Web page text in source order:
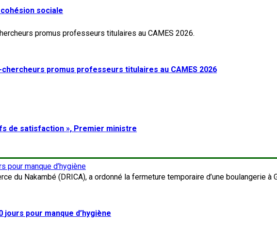
sociale
chercheurs promus professeurs titulaires au CAMES 2026
de satisfaction », Premier ministre
pour manque d’hygiène
pour manque d’hygiène